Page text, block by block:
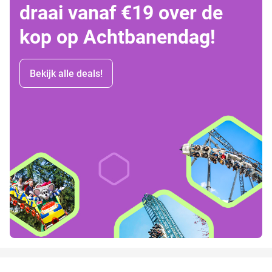
draai vanaf €19 over de
kop op Achtbanendag!
Bekijk alle deals!